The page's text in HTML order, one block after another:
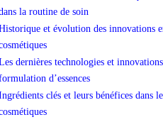
la routine de soin
et évolution des innovations
dernières technologies et
d’essences
clés et leurs bénéfices dans